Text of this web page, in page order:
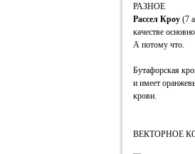
РАЗНОЕ
Рассел Кроу (7
качестве
А потому что.
Бутафорская
и имеет
крови.
ВЕКТОРНОЕ